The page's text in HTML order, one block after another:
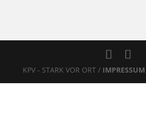
KPV - STARK VOR ORT /